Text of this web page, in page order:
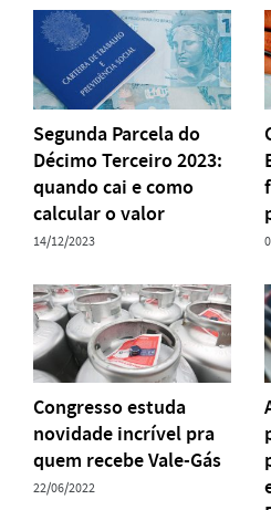
Segunda Parcela do
Décimo Terceiro 2023:
quando cai e como
calcular o valor
14/12/2023
Congresso estuda
novidade incrível pra
quem recebe Vale-Gás
22/06/2022